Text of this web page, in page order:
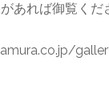
あれば御覧くだ